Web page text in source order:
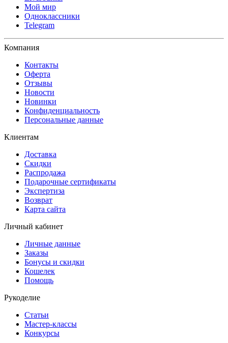
Мой мир
Одноклассники
Telegram
Компания
Контакты
Оферта
Отзывы
Новости
Новинки
Конфиденциальность
Персональные данные
Клиентам
Доставка
Скидки
Распродажа
Подарочные сертификаты
Экспертиза
Возврат
Карта сайта
Личный кабинет
Личные данные
Заказы
Бонусы и скидки
Кошелек
Помощь
Рукоделие
Статьи
Мастер-классы
Конкурсы